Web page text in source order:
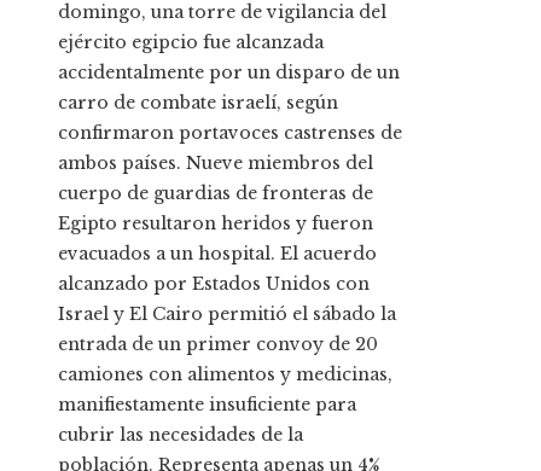
domingo, una torre de vigilancia del
ejército egipcio fue alcanzada
accidentalmente por un disparo de un
carro de combate israelí, según
confirmaron portavoces castrenses de
ambos países. Nueve miembros del
cuerpo de guardias de fronteras de
Egipto resultaron heridos y fueron
evacuados a un hospital. El acuerdo
alcanzado por Estados Unidos con
Israel y El Cairo permitió el sábado la
entrada de un primer convoy de 20
camiones con alimentos y medicinas,
manifiestamente insuficiente para
cubrir las necesidades de la
población. Representa apenas un 4%